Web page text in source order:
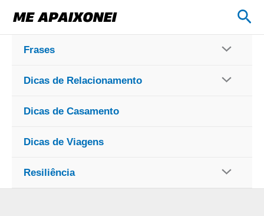
para
conteúdo
Frases
Dicas de Relacionamento
Dicas de Casamento
Dicas de Viagens
Resiliência